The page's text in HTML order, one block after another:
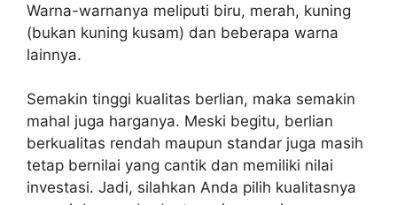
Warna-warnanya meliputi biru, merah, kuning
(bukan kuning kusam) dan beberapa warna
lainnya.
Semakin tinggi kualitas berlian, maka semakin
mahal juga harganya. Meski begitu, berlian
berkualitas rendah maupun standar juga masih
tetap bernilai yang cantik dan memiliki nilai
investasi. Jadi, silahkan Anda pilih kualitasnya